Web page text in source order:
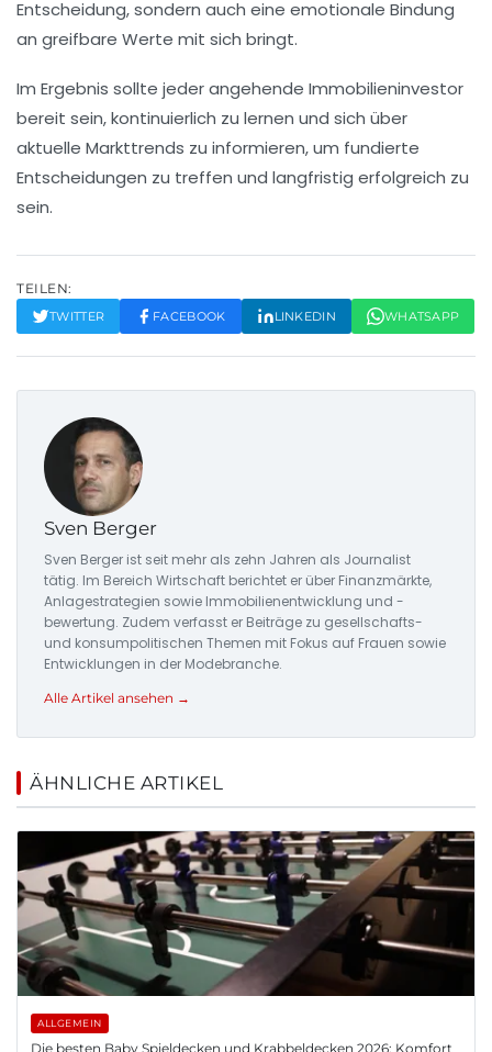
Entscheidung, sondern auch eine emotionale Bindung
an greifbare Werte mit sich bringt.
Im Ergebnis sollte jeder angehende Immobilieninvestor
bereit sein, kontinuierlich zu lernen und sich über
aktuelle Markttrends zu informieren, um fundierte
Entscheidungen zu treffen und langfristig erfolgreich zu
sein.
TEILEN:
TWITTER FACEBOOK LINKEDIN WHATSAPP
Sven Berger
Sven Berger ist seit mehr als zehn Jahren als Journalist
tätig. Im Bereich Wirtschaft berichtet er über Finanzmärkte,
Anlagestrategien sowie Immobilienentwicklung und -
bewertung. Zudem verfasst er Beiträge zu gesellschafts-
und konsumpolitischen Themen mit Fokus auf Frauen sowie
Entwicklungen in der Modebranche.
Alle Artikel ansehen →
ÄHNLICHE ARTIKEL
ALLGEMEIN
Die besten Baby Spieldecken und Krabbeldecken 2026: Komfort